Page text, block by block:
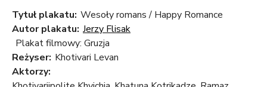
Tytuł plakatu: Wesoły romans / Happy Romance
Autor plakatu: Jerzy Flisak
Plakat filmowy: Gruzja
Reżyser: Khotivari Levan
Aktorzy: